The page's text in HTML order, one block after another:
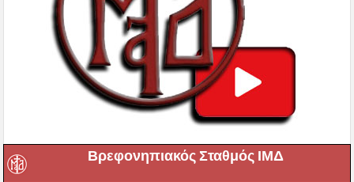
Βρεφονηπιακός Σταθμός ΙΜΔ